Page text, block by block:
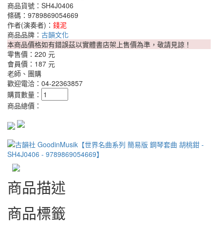
商品貨號：SH4J0406
條碼：9789869054669
作者(演奏者)： 錢泥
商品品牌： 古韻文化
本商品價格如有錯誤茲以實體書店架上售價為準，敬請見諒！
零售價： 220 元
會員價： 187 元
老師、團購
歡迎電洽：04-22363857
購買數量：
商品總價：
商品描述
商品標籤